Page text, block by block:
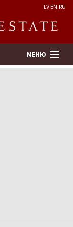
LV EN RU
МЕНЮ